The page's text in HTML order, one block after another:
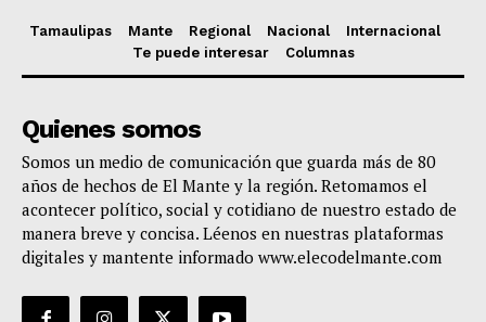
Tamaulipas Mante Regional Nacional
Internacional
Te puede interesar
Columnas
Quienes somos
Somos un medio de comunicación que guarda más de 80
años de hechos de El Mante y la región. Retomamos el
acontecer político, social y cotidiano de nuestro estado de
manera breve y concisa. Léenos en nuestras plataformas
digitales y mantente informado www.elecodelmante.com